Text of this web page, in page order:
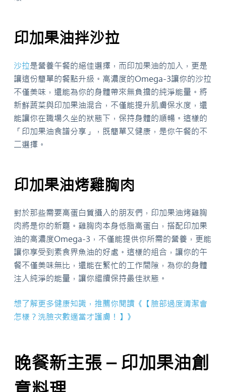
印加果油拌沙拉
沙拉是營養午餐的絕佳選擇，而印加果油的加入，更是
讓這份簡單的餐點升級。高濃度的Omega-3讓你的沙拉
不僅美味，還能為你的身體帶來無負擔的純淨能量。將
新鮮蔬菜與印加果油混合，不僅能提升肌膚保水度，還
能讓你在職場久坐的狀態下，保持身體的順暢。這樣的
「印加果油食譜分享」，既簡單又健康，是你午餐的不
二選擇。
印加果油烤雞胸肉
對於那些需要高蛋白質攝入的朋友們，印加果油烤雞胸
肉將是你的新寵。雞胸肉本身低脂高蛋白，搭配印加果
油的高濃度Omega-3，不僅能提供你所需的營養，更能
讓你享受到素食界魚油的好處。這樣的組合，讓你的午
餐不僅美味無比，還能在繁忙的工作間隙，為你的身體
注入純淨的能量，讓你繼續保持最佳狀態。
想了解更多健康知識，推薦你閱讀《【臉部過度清潔會
怎樣？洗臉次數適當才護膚！】》
晚餐新主張 – 印加果油創